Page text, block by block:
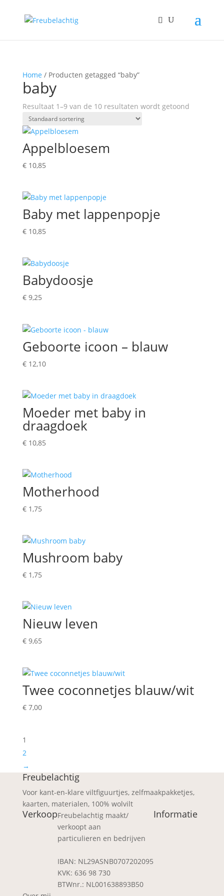
Home / Producten getagged “baby”
baby
Resultaat 1–9 van de 10 resultaten wordt getoond
Appelbloesem
€10,85
Baby met lappenpopje
€10,85
Babydoosje
€9,25
Geboorte icoon – blauw
€12,10
Moeder met baby in
draagdoek
€10,85
Motherhood
€1,75
Mushroom baby
€1,75
Nieuw leven
€9,65
Twee coconnetjes blauw/wit
€7,00
1
2
→
Freubelachtig
Voor kant-en-klare viltfiguurtjes, zelfmaakpakketjes,
kaarten, materialen, 100% wolvilt
VerkoopFreubelachtig maakt/
verkoopt aan
particulieren en bedrijven
IBAN: NL29ASNB0707202095
KVK: 636 98 730
BTWnr.: NL001638893B50
Informatie